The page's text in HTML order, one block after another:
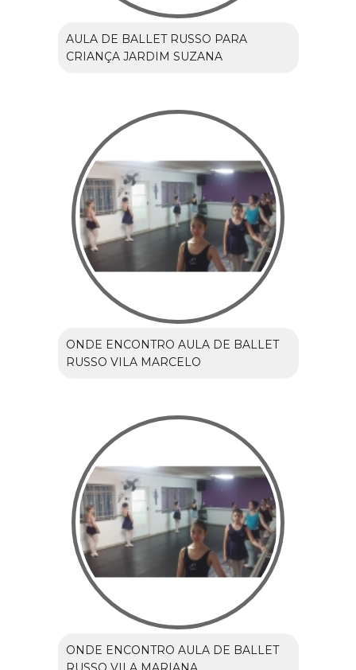
AULA DE BALLET RUSSO PARA
CRIANÇA JARDIM SUZANA
ONDE ENCONTRO AULA DE BALLET
RUSSO VILA MARCELO
ONDE ENCONTRO AULA DE BALLET